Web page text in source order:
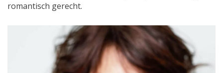
romantisch gerecht.